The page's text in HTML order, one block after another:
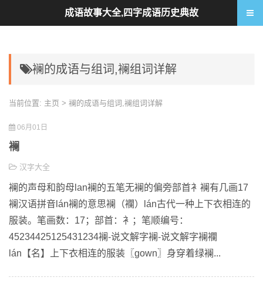
襕的成语与组词,襕组词详解
当前位置: 主页 > 襕的成语与组词,襕组词详解
06月01日
襕
汉字大全
襕的声母和韵母lan襕的五笔无襕的偏旁部首衤襕有几画17
襕汉语拼音lán襕的意思襕（襴）lán古代一种上下衣相连的
服装。笔画数：17；部首：衤；笔顺编号：
45234425125431234襕-说文解字襕-说文解字襕襴
lán【名】上下衣相连的服装〖gown〗身穿着绿襕...
成语故事大全,四字成语历史典故